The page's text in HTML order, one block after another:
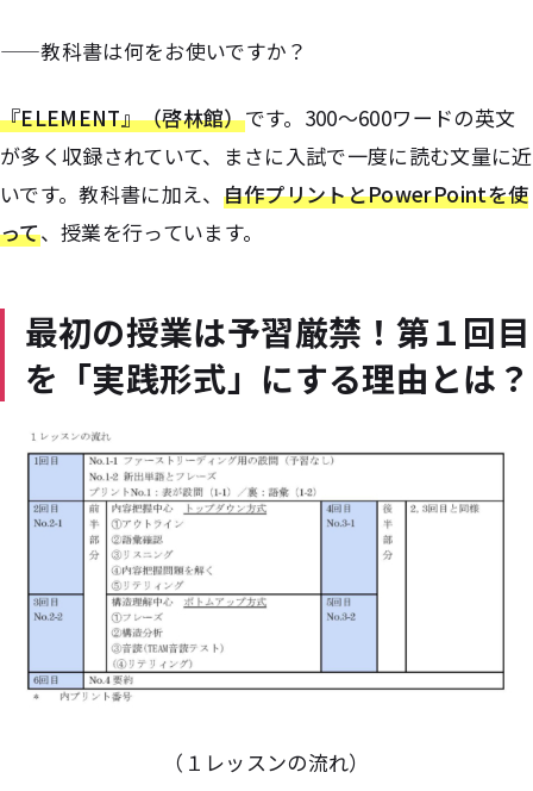
——教科書は何をお使いですか？
『ELEMENT』（啓林館）です。300〜600ワードの英文
が多く収録されていて、まさに入試で一度に読む文量に近
いです。教科書に加え、 自作プリントとPowerPointを使
って、授業を行っています。
最初の授業は予習厳禁！第１回目
を「実践形式」にする理由とは？
（１レッスンの流れ）